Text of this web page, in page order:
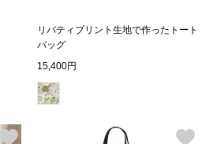
傘／日傘
リバティプリント生地で作ったトート
バッグ
15,400円